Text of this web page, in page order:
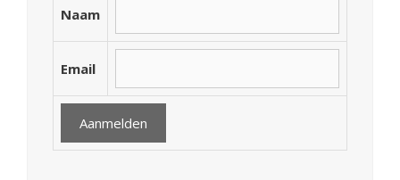
Naam
Email